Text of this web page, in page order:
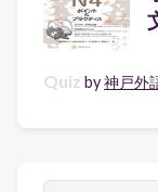
Quiz by神戸外